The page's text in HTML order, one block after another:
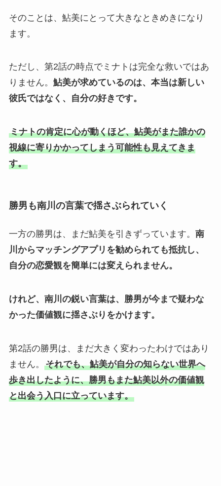
そのことは、鮎美にとって大きなときめきになり
ます。
ただし、第2話の時点でミナトは完全な救いではあ
りません。 鮎美が求めているのは、本当は新しい
彼氏ではなく、自分の好きです。
ミナトの肯定に心が動くほど、鮎美がまた誰かの
視線に寄りかかってしまう可能性も見えてきま
す。
勝男も南川の言葉で揺さぶられていく
一方の勝男は、まだ鮎美を引きずっています。 南
川からマッチングアプリを勧められても抵抗し、
自分の恋愛観を簡単には変えられません。
けれど、南川の鋭い言葉は、勝男が今まで疑わな
かった価値観に揺さぶりをかけます。
第2話の勝男は、まだ大きく変わったわけではあり
ません。 それでも、鮎美が自分の知らない世界へ
歩き出したように、勝男もまた鮎美以外の価値観
と出会う入口に立っています。